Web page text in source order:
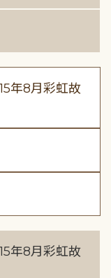
年8月彩虹故
年8月彩虹故